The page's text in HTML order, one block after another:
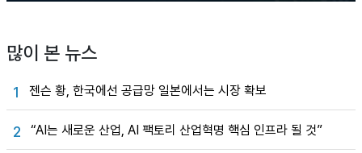
많이 본 뉴스
1 젠슨 황, 한국에선 공급망 일본에서는 시장 확보
2 “AI는 새로운 산업, AI 팩토리 산업혁명 핵심 인프라 될 것”